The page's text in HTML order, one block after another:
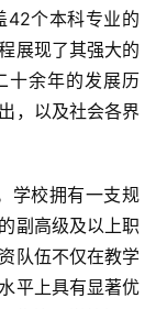
42个本科专业的
展现了其强大的
十余年的发展历
，以及社会各界
副高级及以上职
队伍不仅在教学
平上具有显著优